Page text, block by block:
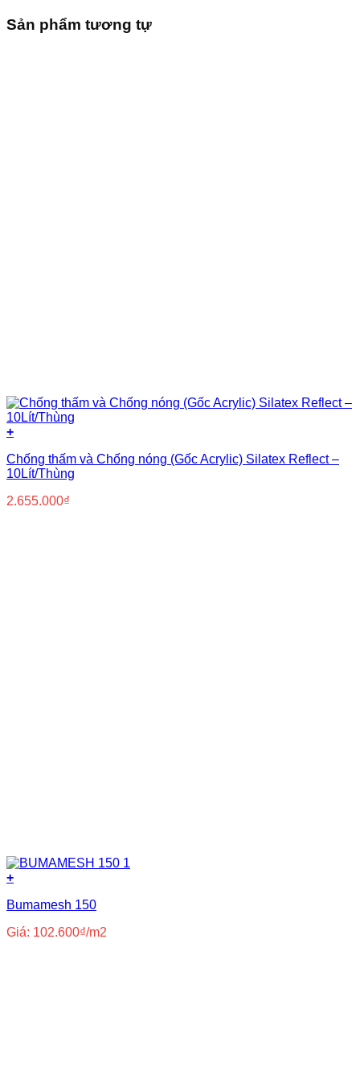
Sản phẩm tương tự
+
Chống thấm và Chống nóng (Gốc Acrylic) Silatex Reflect –
10Lít/Thùng
2.655.000₫
+
Bumamesh 150
Giá: 102.600₫/m2